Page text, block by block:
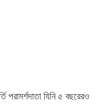
যিনি ৫ বছরেরও